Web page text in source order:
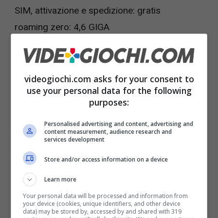
SIM, attivazione e spedizione: gratis
roaming zero: 4,6 GIGA
minuti illimitati
SMS illimitati
50 GIGA in 4G
SIM, attivazione e spedizione: gratis
roaming zero: 5,5 GIGA
-6,99
minuti illimitati
SMS illimitati
100 GIGA in 4G
videogiochi.com asks for your consent to
use your personal data for the following
purposes:
Personalised advertising and content, advertising and
content measurement, audience research and
services development
Store and/or access information on a device
Learn more
Your personal data will be processed and information from
your device (cookies, unique identifiers, and other device
data) may be stored by, accessed by and shared with 319